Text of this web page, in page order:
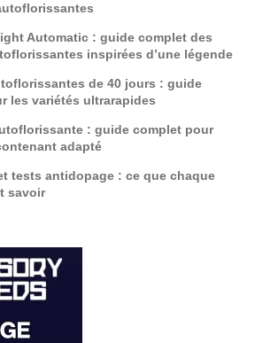
Automatic : guide complet des
inspirées d’une légende
de 40 jours : guide
les variétés ultrarapides
: guide complet pour
adapté
tests antidopage : ce que chaque
savoir